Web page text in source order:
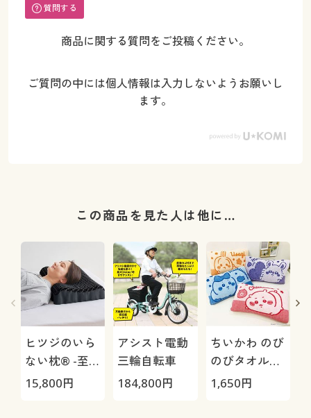
質問する
商品に関する質問をご投稿ください。
ご質問の中には個人情報は入力しないようお願いし
ます。
この商品を見た人は他に…
ヒツジのいら
ない枕® -至
極-
15,800円
アシスト電動
三輪自転車
184,800円
ちいかわ のび
のびタオル地
枕カバー
1,650円